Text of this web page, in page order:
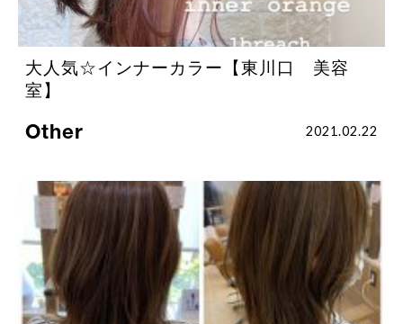
大人気☆インナーカラー【東川口 美容
室】
Other 2021.02.22